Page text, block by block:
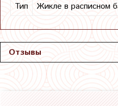
Тип Жикле в расписном
Отзывы